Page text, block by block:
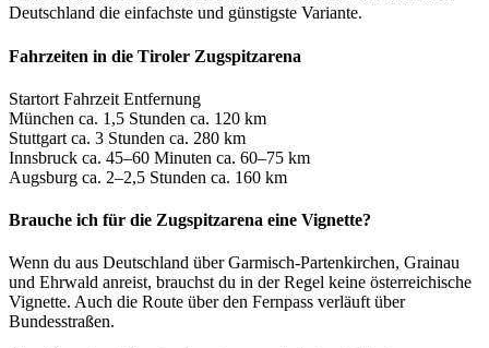
Deutschland die einfachste und günstigste Variante.
Fahrzeiten in die Tiroler Zugspitzarena
Startort Fahrzeit Entfernung
München ca. 1,5 Stunden ca. 120 km
Stuttgart ca. 3 Stunden ca. 280 km
Innsbruck ca. 45–60 Minuten ca. 60–75 km
Augsburg ca. 2–2,5 Stunden ca. 160 km
Brauche ich für die Zugspitzarena eine Vignette?
Wenn du aus Deutschland über Garmisch-Partenkirchen, Grainau
und Ehrwald anreist, brauchst du in der Regel keine österreichische
Vignette. Auch die Route über den Fernpass verläuft über
Bundesstraßen.